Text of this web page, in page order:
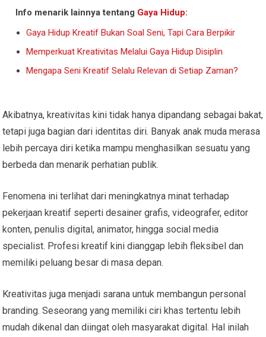
Info menarik lainnya tentang Gaya Hidup:
Gaya Hidup Kreatif Bukan Soal Seni, Tapi Cara Berpikir
Memperkuat Kreativitas Melalui Gaya Hidup Disiplin
Mengapa Seni Kreatif Selalu Relevan di Setiap Zaman?
Akibatnya, kreativitas kini tidak hanya dipandang sebagai bakat,
tetapi juga bagian dari identitas diri. Banyak anak muda merasa
lebih percaya diri ketika mampu menghasilkan sesuatu yang
berbeda dan menarik perhatian publik.
Fenomena ini terlihat dari meningkatnya minat terhadap
pekerjaan kreatif seperti desainer grafis, videografer, editor
konten, penulis digital, animator, hingga social media
specialist. Profesi kreatif kini dianggap lebih fleksibel dan
memiliki peluang besar di masa depan.
Kreativitas juga menjadi sarana untuk membangun personal
branding. Seseorang yang memiliki ciri khas tertentu lebih
mudah dikenal dan diingat oleh masyarakat digital. Hal inilah